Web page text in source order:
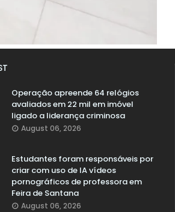
Operação apreende 64 relógios
avaliados em 22 mil em imóvel
ligado a liderança criminosa
August 06, 2026
Estudantes foram responsáveis por
criar com uso de IA vídeos
pornográficos de professora em
Feira de Santana
August 06, 2026